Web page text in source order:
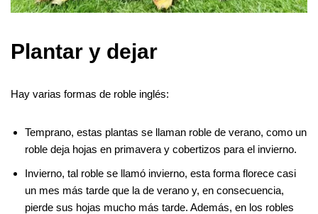
Plantar y dejar
Hay varias formas de roble inglés:
Temprano, estas plantas se llaman roble de verano, como un
roble deja hojas en primavera y cobertizos para el invierno.
Invierno, tal roble se llamó invierno, esta forma florece casi
un mes más tarde que la de verano y, en consecuencia,
pierde sus hojas mucho más tarde. Además, en los robles